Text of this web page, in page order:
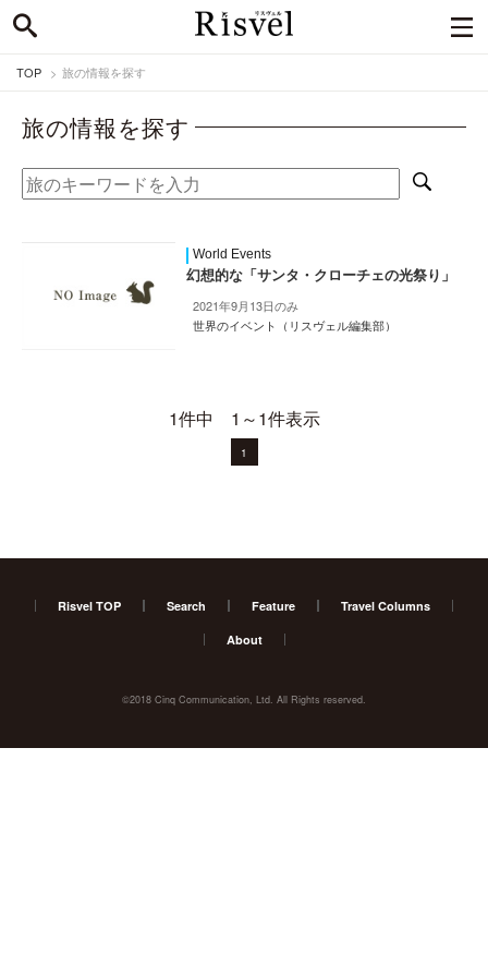
TOP 旅の情報を探す
旅の情報を探す
World Events
幻想的な「サンタ・クローチェの光祭り」
2021年9月13日のみ
世界のイベント（リスヴェル編集部）
1件中 1～1件表示
1
Risvel TOP Search Feature Travel Columns
About
©2018 Cinq Communication, Ltd. All Rights reserved.